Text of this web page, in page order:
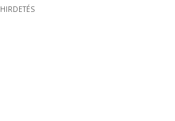
HIRDETÉS